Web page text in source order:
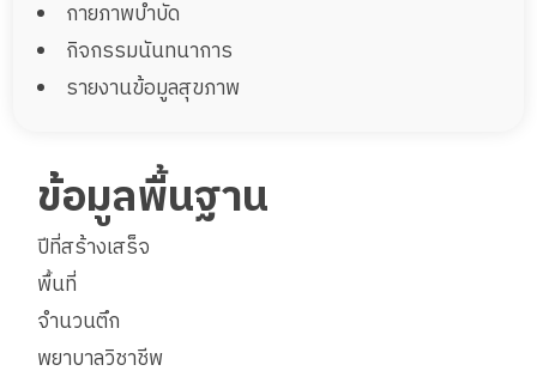
กายภาพบำบัด
กิจกรรมนันทนาการ
รายงานข้อมูลสุขภาพ
ข้อมูลพื้นฐาน
ปีที่สร้างเสร็จ
พื้นที่
จำนวนตึก
พยาบาลวิชาชีพ